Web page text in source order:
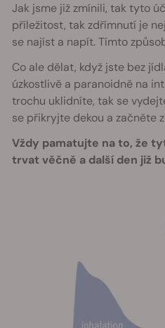
Jak jsme již zmínili, tak tyto
příležitost, tak zdřímnutí je
se najíst a napít. Tímto
Co ale dělat, když jste bez
úzkostlivě a paranoidně na
trochu uklidníte, tak se
se přikryjte dekou a začněte
Vždy pamatujte na to, že
trvat věčně a další den již